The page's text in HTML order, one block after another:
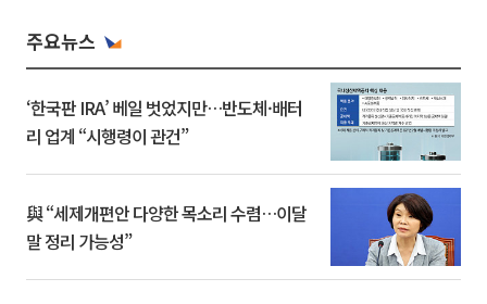
주요뉴스
‘한국판 IRA’ 베일 벗었지만…반도체·배터
리 업계 “시행령이 관건”
與 “세제개편안 다양한 목소리 수렴…이달
말 정리 가능성”